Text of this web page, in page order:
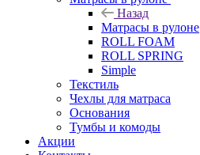
Назад
Матрасы в рулоне
ROLL FOAM
ROLL SPRING
Simple
Текстиль
Чехлы для матраса
Основания
Тумбы и комоды
Акции